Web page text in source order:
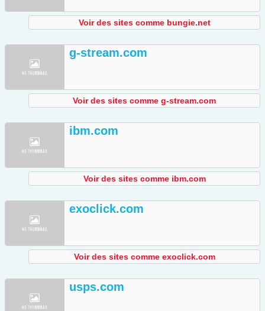
Voir des sites comme bungie.net
g-stream.com
Voir des sites comme g-stream.com
ibm.com
Voir des sites comme ibm.com
exoclick.com
Voir des sites comme exoclick.com
usps.com